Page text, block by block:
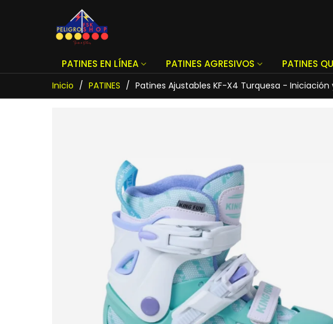
PATINES EN LÍNEA PATINES AGRESIVOS PATINES
Inicio / PATINES / Patines Ajustables KF-X4 Turquesa - Iniciación